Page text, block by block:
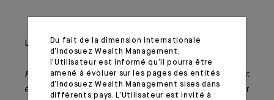
Logement
Résidentiel - Le secteur résidentiel semble relativement
épargné, car aucun avenant au bail ou révision de loyer
Du fait de la dimension internationale
d’Indosuez Wealth Management,
l’Utilisateur est informé qu’il pourra être
amené à évoluer sur les pages des entités
d’Indosuez Wealth Management sises dans
différents pays. L’Utilisateur est invité à